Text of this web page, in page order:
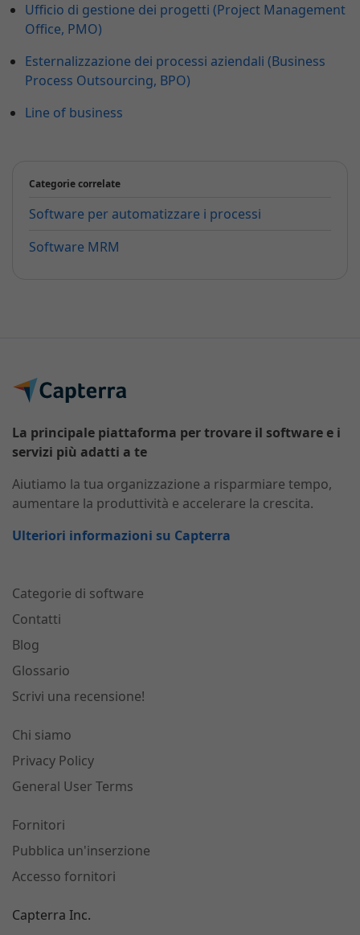
Ufficio di gestione dei progetti (Project Management
Office, PMO)
Esternalizzazione dei processi aziendali (Business
Process Outsourcing, BPO)
Line of business
Categorie correlate
Software per automatizzare i processi
Software MRM
La principale piattaforma per trovare il software e i
servizi più adatti a te
Aiutiamo la tua organizzazione a risparmiare tempo,
aumentare la produttività e accelerare la crescita.
Ulteriori informazioni su Capterra
Categorie di software
Contatti
Blog
Glossario
Scrivi una recensione!
Chi siamo
Privacy Policy
General User Terms
Fornitori
Pubblica un'inserzione
Accesso fornitori
Capterra Inc.